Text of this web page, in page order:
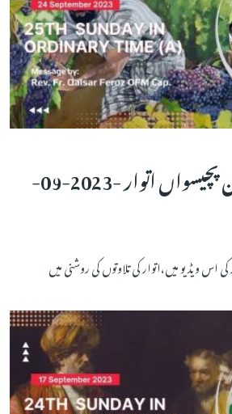
سال کے دوران پچیسواں اتوار -2023-09-
اس ویڈیو میں،اتوار کی تلاوتوں کی روشنی میں